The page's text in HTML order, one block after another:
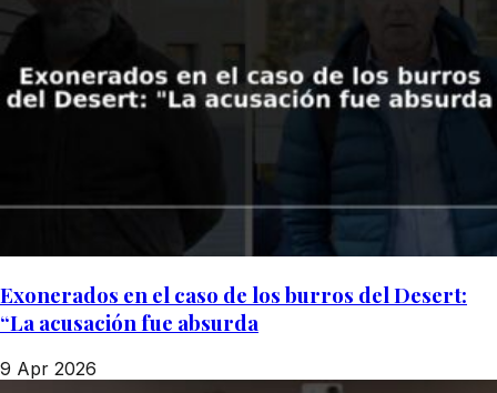
Exonerados en el caso de los burros del Desert:
“La acusación fue absurda
9 Apr 2026